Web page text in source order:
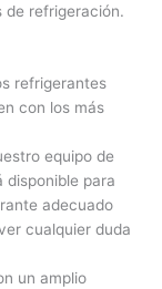
de refrigeración.
refrigerantes
con los más
equipo de
para
adecuado
cualquier duda
un amplio